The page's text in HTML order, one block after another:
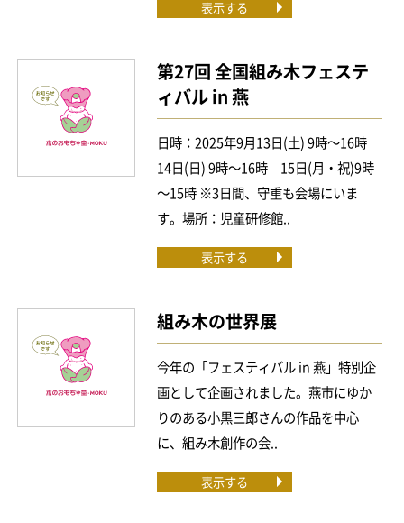
表示する
第27回 全国組み木フェステ
ィバル in 燕
日時：2025年9月13日(土) 9時～16時
14日(日) 9時～16時 15日(月・祝)9時
～15時 ※3日間、守重も会場にいま
す。場所：児童研修館..
表示する
組み木の世界展
今年の「フェスティバル in 燕」特別企
画として企画されました。燕市にゆか
りのある小黒三郎さんの作品を中心
に、組み木創作の会..
表示する